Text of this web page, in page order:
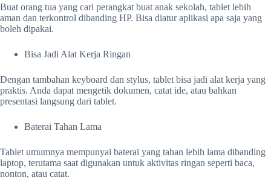
Buat orang tua yang cari perangkat buat anak sekolah, tablet lebih
aman dan terkontrol dibanding HP. Bisa diatur aplikasi apa saja yang
boleh dipakai.
Bisa Jadi Alat Kerja Ringan
Dengan tambahan keyboard dan stylus, tablet bisa jadi alat kerja yang
praktis. Anda dapat mengetik dokumen, catat ide, atau bahkan
presentasi langsung dari tablet.
Baterai Tahan Lama
Tablet umumnya mempunyai baterai yang tahan lebih lama dibanding
laptop, terutama saat digunakan untuk aktivitas ringan seperti baca,
nonton, atau catat.